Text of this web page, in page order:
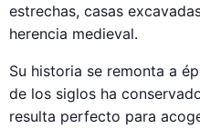
estrechas, casas
herencia medieval.
Su historia se remonta a
de los siglos ha
resulta perfecto para